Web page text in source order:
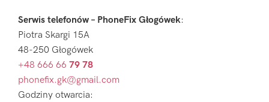
Serwis telefonów – PhoneFix Głogówek:
Piotra Skargi 15A
48-250 Głogówek
+48 666 66 79 78
phonefix.gk@gmail.com
Godziny otwarcia: